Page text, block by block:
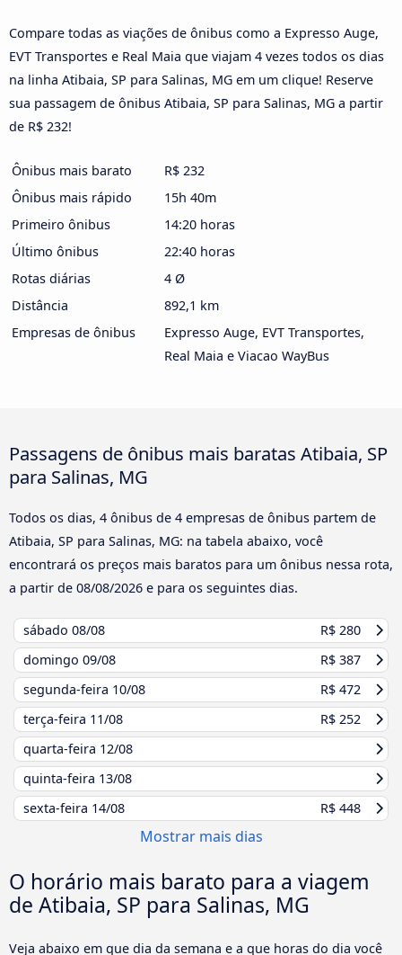
Compare todas as viações de ônibus como a Expresso Auge,
EVT Transportes e Real Maia que viajam 4 vezes todos os dias
na linha Atibaia, SP para Salinas, MG em um clique! Reserve
sua passagem de ônibus Atibaia, SP para Salinas, MG a partir
de R$ 232!
Ônibus mais barato
R$ 232
Ônibus mais rápido
15h 40m
Primeiro ônibus
14:20 horas
Último ônibus
22:40 horas
Rotas diárias
4 Ø
Distância
892,1 km
Empresas de ônibus
Expresso Auge, EVT Transportes,
Real Maia e Viacao WayBus
Passagens de ônibus mais baratas Atibaia, SP
para Salinas, MG
Todos os dias, 4 ônibus de 4 empresas de ônibus partem de
Atibaia, SP para Salinas, MG: na tabela abaixo, você
encontrará os preços mais baratos para um ônibus nessa rota,
a partir de 08/08/2026 e para os seguintes dias.
sábado 08/08
R$ 280
domingo 09/08
R$ 387
segunda-feira 10/08
R$ 472
terça-feira 11/08
R$ 252
quarta-feira 12/08
quinta-feira 13/08
sexta-feira 14/08 R$ 448
Mostrar mais dias
O horário mais barato para a viagem
de Atibaia, SP para Salinas, MG
Veja abaixo em que dia da semana e a que horas do dia você